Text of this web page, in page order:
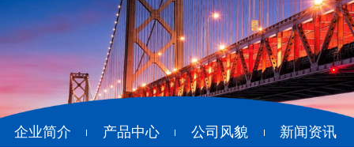
企业简介 产品中心 公司风貌 新闻资讯